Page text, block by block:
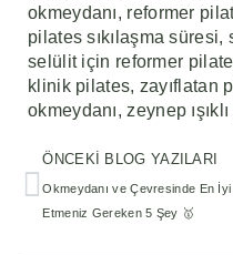
okmeydanı, reformer
pilates sıkılaşma süresi,
selülit için reformer
klinik pilates, zayıflatan
okmeydanı, zeynep
ÖNCEKI BLOG YAZILARI
Okmeydanı ve Çevresinde En
Etmeniz Gereken 5 Şey 🥇